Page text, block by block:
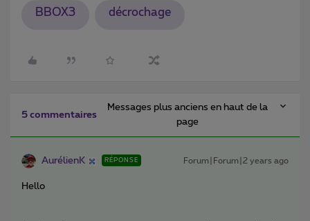
BBOX3 décrochage
5 commentaires
Messages plus anciens en haut de la
page
AurélienK RÉPONSE Forum|Forum|2 years ago
Hello